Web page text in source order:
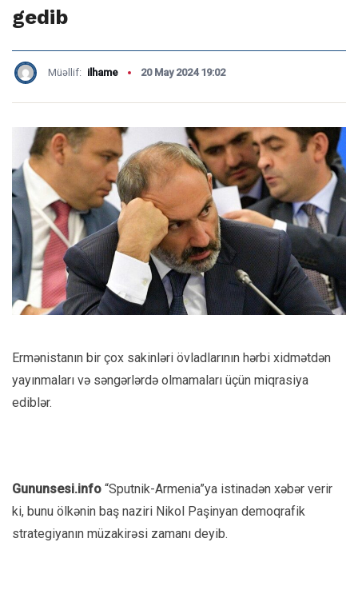
gedib
Müəllif: ilhame 20 May 2024 19:02
Ermənistanın bir çox sakinləri övladlarının hərbi xidmətdən
yayınmaları və səngərlərdə olmamaları üçün miqrasiya
ediblər.
Gununsesi.info “Sputnik-Armenia”ya istinadən xəbər verir
ki, bunu ölkənin baş naziri Nikol Paşinyan demoqrafik
strategiyanın müzakirəsi zamanı deyib.